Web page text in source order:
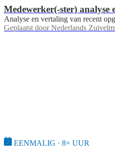
Medewerker(-ster) analyse
Analyse en vertaling van recent
Geplaatst door Nederlands
EENMALIG · 8+ UUR